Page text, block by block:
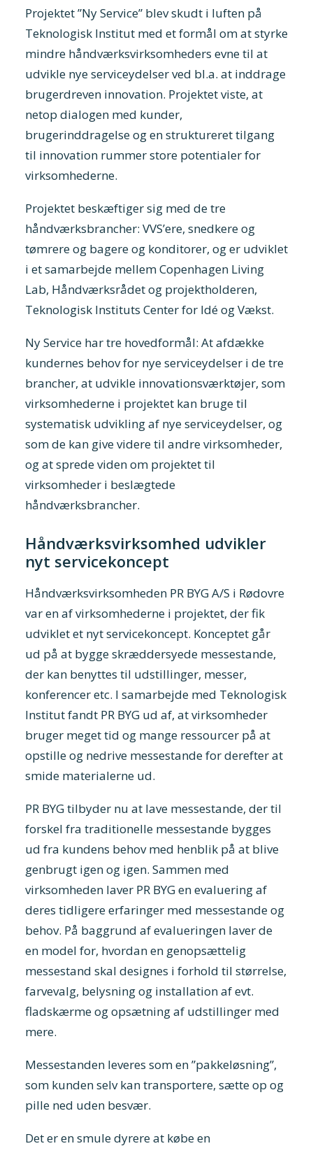
Projektet ”Ny Service” blev skudt i luften på
Teknologisk Institut med et formål om at styrke
mindre håndværksvirksomheders evne til at
udvikle nye serviceydelser ved bl.a. at inddrage
brugerdreven innovation. Projektet viste, at
netop dialogen med kunder,
brugerinddragelse og en struktureret tilgang
til innovation rummer store potentialer for
virksomhederne.
Projektet beskæftiger sig med de tre
håndværksbrancher: VVS’ere, snedkere og
tømrere og bagere og konditorer, og er udviklet
i et samarbejde mellem Copenhagen Living
Lab, Håndværksrådet og projektholderen,
Teknologisk Instituts Center for Idé og Vækst.
Ny Service har tre hovedformål: At afdække
kundernes behov for nye serviceydelser i de tre
brancher, at udvikle innovationsværktøjer, som
virksomhederne i projektet kan bruge til
systematisk udvikling af nye serviceydelser, og
som de kan give videre til andre virksomheder,
og at sprede viden om projektet til
virksomheder i beslægtede
håndværksbrancher.
Håndværksvirksomhed udvikler
nyt servicekoncept
Håndværksvirksomheden PR BYG A/S i Rødovre
var en af virksomhederne i projektet, der fik
udviklet et nyt servicekoncept. Konceptet går
ud på at bygge skræddersyede messestande,
der kan benyttes til udstillinger, messer,
konferencer etc. I samarbejde med Teknologisk
Institut fandt PR BYG ud af, at virksomheder
bruger meget tid og mange ressourcer på at
opstille og nedrive messestande for derefter at
smide materialerne ud.
PR BYG tilbyder nu at lave messestande, der til
forskel fra traditionelle messestande bygges
ud fra kundens behov med henblik på at blive
genbrugt igen og igen. Sammen med
virksomheden laver PR BYG en evaluering af
deres tidligere erfaringer med messestande og
behov. På baggrund af evalueringen laver de
en model for, hvordan en genopsættelig
messestand skal designes i forhold til størrelse,
farvevalg, belysning og installation af evt.
fladskærme og opsætning af udstillinger med
mere.
Messestanden leveres som en ”pakkeløsning”,
som kunden selv kan transportere, sætte op og
pille ned uden besvær.
Det er en smule dyrere at købe en